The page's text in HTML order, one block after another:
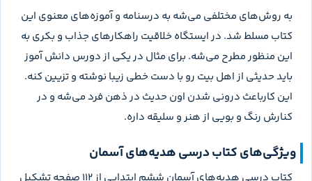
به روش‌های مختلفی می‌شه به درسنامه و آموزه‌های معنوی این
کتاب مسلط شد. در ایستگاه خلاقیت راهکارهای جذاب و بکری به
این منظور مطرح می‌شه. برای مثال در یکی از دورس دانش آموز
باید حدیثی از اهل بیت رو با دست خطی زیبا نوشته و تزیین کنه.
این کارباعث درونی شدن اون حدیث در ذهن فرد می‌شه و در
کنارش رنگ و بویی از هنر و سلیقه داره.
ویژگی‌های کتاب درسی هدیه‌های آسمان
کتاب درسی هدیه‌های آسمان ششم ابتدایی از 112 صفحه تشکیل